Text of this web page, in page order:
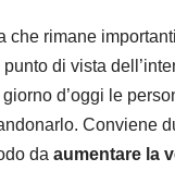
che rimane
di vista
d’oggi le
Conviene
da aumentare la